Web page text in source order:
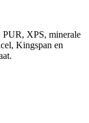
XPS, minerale
Kingspan en